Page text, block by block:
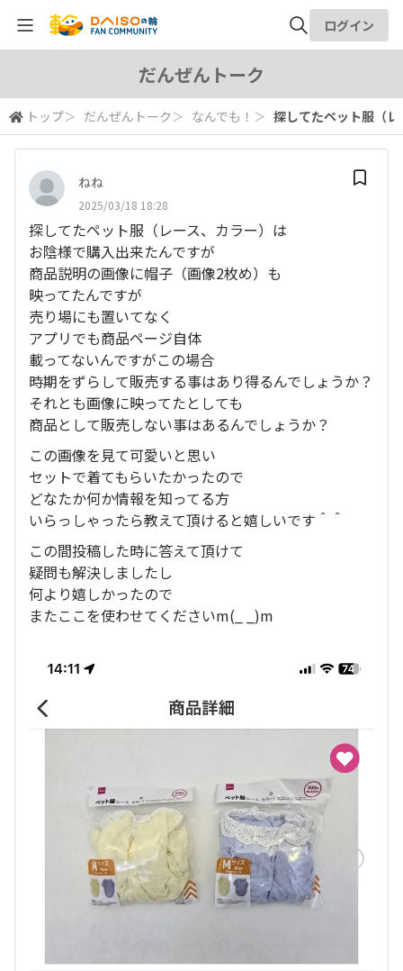
検索
ログイン
だんぜんトーク
トップ＞ だんぜんトーク ＞ なんでも！ ＞ 探してたペット服（
ねね
2025/03/18 18:28
探してたペット服（レース、カラー）は
お陰様で購入出来たんですが
商品説明の画像に帽子（画像2枚め）も
映ってたんですが
売り場にも置いてなく
アプリでも商品ページ自体
載ってないんですがこの場合
時期をずらして販売する事はあり得るんでしょうか？
それとも画像に映ってたとしても
商品として販売しない事はあるんでしょうか？
この画像を見て可愛いと思い
セットで着てもらいたかったので
どなたか何か情報を知ってる方
いらっしゃったら教えて頂けると嬉しいです＾＾
この間投稿した時に答えて頂けて
疑問も解決しましたし
何より嬉しかったので
またここを使わせてくださいm(_ _)m